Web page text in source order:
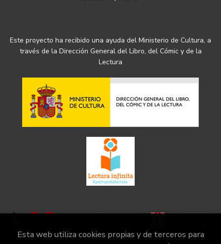
Este proyecto ha recibido una ayuda del Ministerio de Cultura, a
través de la Dirección General del Libro, del Cómic y de la
Lectura
Esta web utiliza cookies propias y de terceros para